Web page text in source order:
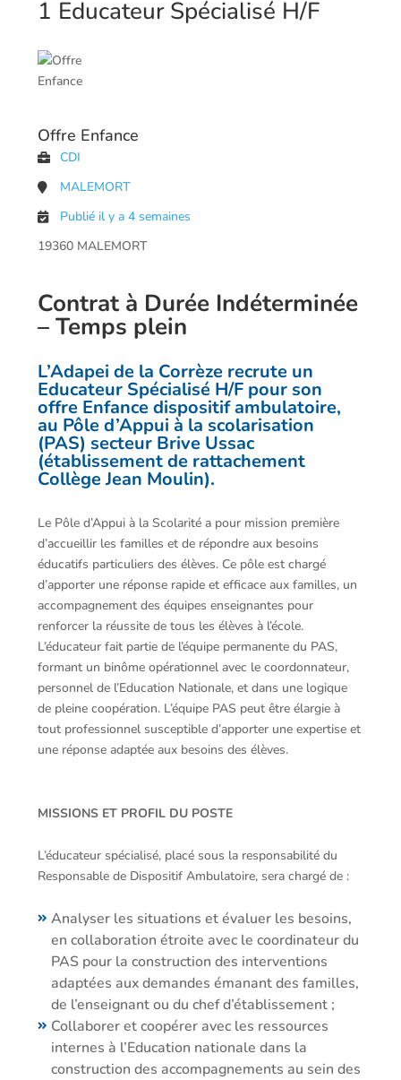
1 Educateur Spécialisé H/F
Offre Enfance
CDI
MALEMORT
Publié il y a 4 semaines
19360 MALEMORT
Contrat à Durée Indéterminée
– Temps plein
L’Adapei de la Corrèze recrute un
Educateur Spécialisé H/F pour son
offre Enfance dispositif ambulatoire,
au Pôle d’Appui à la scolarisation
(PAS) secteur Brive Ussac
(établissement de rattachement
Collège Jean Moulin).
Le Pôle d’Appui à la Scolarité a pour mission première
d’accueillir les familles et de répondre aux besoins
éducatifs particuliers des élèves. Ce pôle est chargé
d’apporter une réponse rapide et efficace aux familles, un
accompagnement des équipes enseignantes pour
renforcer la réussite de tous les élèves à l’école.
L’éducateur fait partie de l’équipe permanente du PAS,
formant un binôme opérationnel avec le coordonnateur,
personnel de l’Education Nationale, et dans une logique
de pleine coopération. L’équipe PAS peut être élargie à
tout professionnel susceptible d’apporter une expertise et
une réponse adaptée aux besoins des élèves.
MISSIONS ET PROFIL DU POSTE
L’éducateur spécialisé, placé sous la responsabilité du
Responsable de Dispositif Ambulatoire, sera chargé de :
Analyser les situations et évaluer les besoins,
en collaboration étroite avec le coordinateur du
PAS pour la construction des interventions
adaptées aux demandes émanant des familles,
de l’enseignant ou du chef d’établissement ;
Collaborer et coopérer avec les ressources
internes à l’Education nationale dans la
construction des accompagnements au sein des